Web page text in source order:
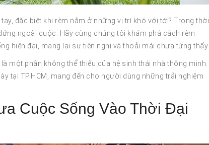
đặc biệt khi rèm nằm ở những vị trí khó với tới? Trong thời
ngoài cuộc. Hãy cùng chúng tôi khám phá cách rèm
hiện đại, mang lại sự tiện nghi và thoải mái chưa từng thấy.
một phần không thể thiếu của hệ sinh thái nhà thông minh.
tại TP.HCM, mang đến cho người dùng những trải nghiệm
Cuộc Sống Vào Thời Đại